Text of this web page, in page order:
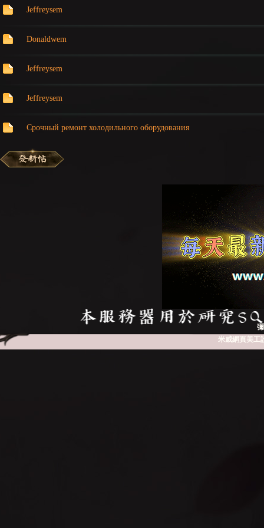
：
NE
Jeffreysem
Donaldwem
Jeffreysem
Jeffreysem
Срочный ремонт холодильного оборудования
米威網頁美工